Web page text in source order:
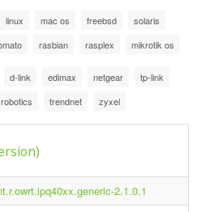
linux mac os freebsd
solaris
rasbian rasplex mikrotik os
d-link edimax netgear
tp-link
trendnet zyxel
2.1.0.1